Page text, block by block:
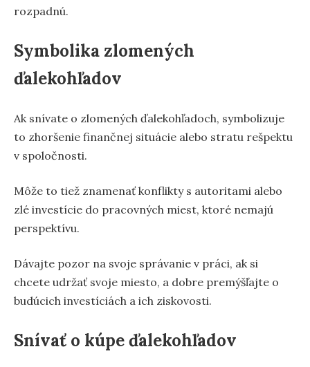
rozpadnú.
Symbolika zlomených
ďalekohľadov
Ak snívate o zlomených ďalekohľadoch, symbolizuje
to zhoršenie finančnej situácie alebo stratu rešpektu
v spoločnosti.
Môže to tiež znamenať konflikty s autoritami alebo
zlé investície do pracovných miest, ktoré nemajú
perspektívu.
Dávajte pozor na svoje správanie v práci, ak si
chcete udržať svoje miesto, a dobre premýšľajte o
budúcich investíciách a ich ziskovosti.
Snívať o kúpe ďalekohľadov